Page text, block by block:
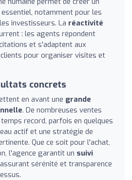
essentiel, notamment pour les
investisseurs. La réactivité
: les agents répondent
et s'adaptent aux
pour organiser visites et
concrets
en avant une grande
. De nombreuses ventes
record, parfois en quelques
actif et une stratégie de
Que ce soit pour l'achat,
l'agence garantit un suivi
sérénité et transparence